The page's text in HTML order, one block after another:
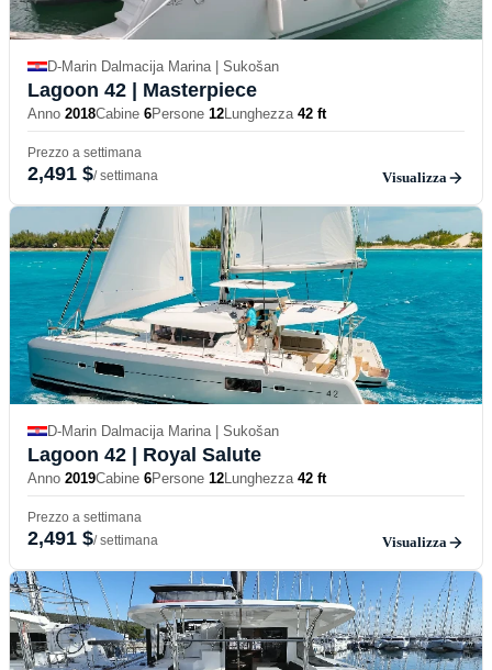
D-Marin Dalmacija Marina | Sukošan
Lagoon 42 | Masterpiece
Anno 2018Cabine 6Persone 12Lunghezza 42 ft
Prezzo a settimana
2,491 $/ settimana Visualizza
D-Marin Dalmacija Marina | Sukošan
Lagoon 42 | Royal Salute
Anno 2019Cabine 6Persone 12Lunghezza 42 ft
Prezzo a settimana
2,491 $/ settimana Visualizza